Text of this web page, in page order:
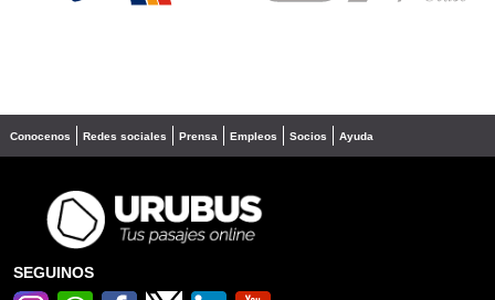
Conocenos Redes sociales Prensa Empleos Socios Ayuda
SEGUINOS